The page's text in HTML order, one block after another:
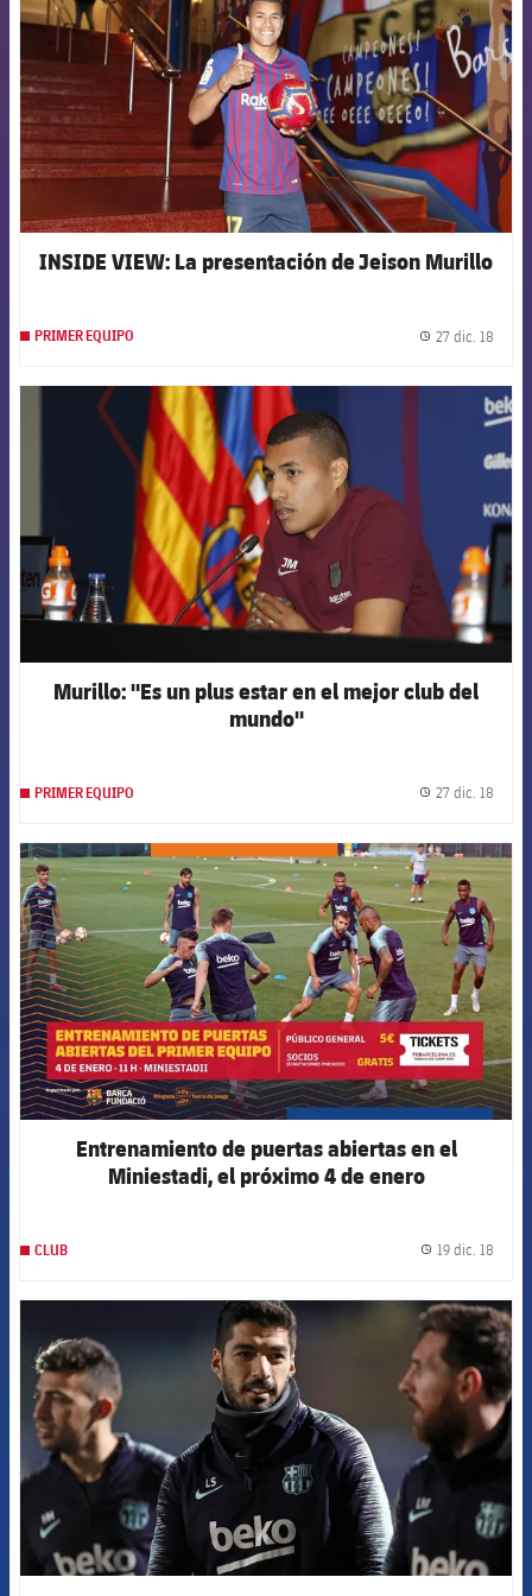
INSIDE VIEW: La presentación de Jeison Murillo
PRIMER EQUIPO 27 dic. 18
FCB Barcelona badge
Murillo: "Es un plus estar en el mejor club del
mundo"
PRIMER EQUIPO 27 dic. 18
FCB Barcelona badge
Entrenamiento de puertas abiertas en el
Miniestadi, el próximo 4 de enero
CLUB 19 dic. 18
FCB Barcelona badge